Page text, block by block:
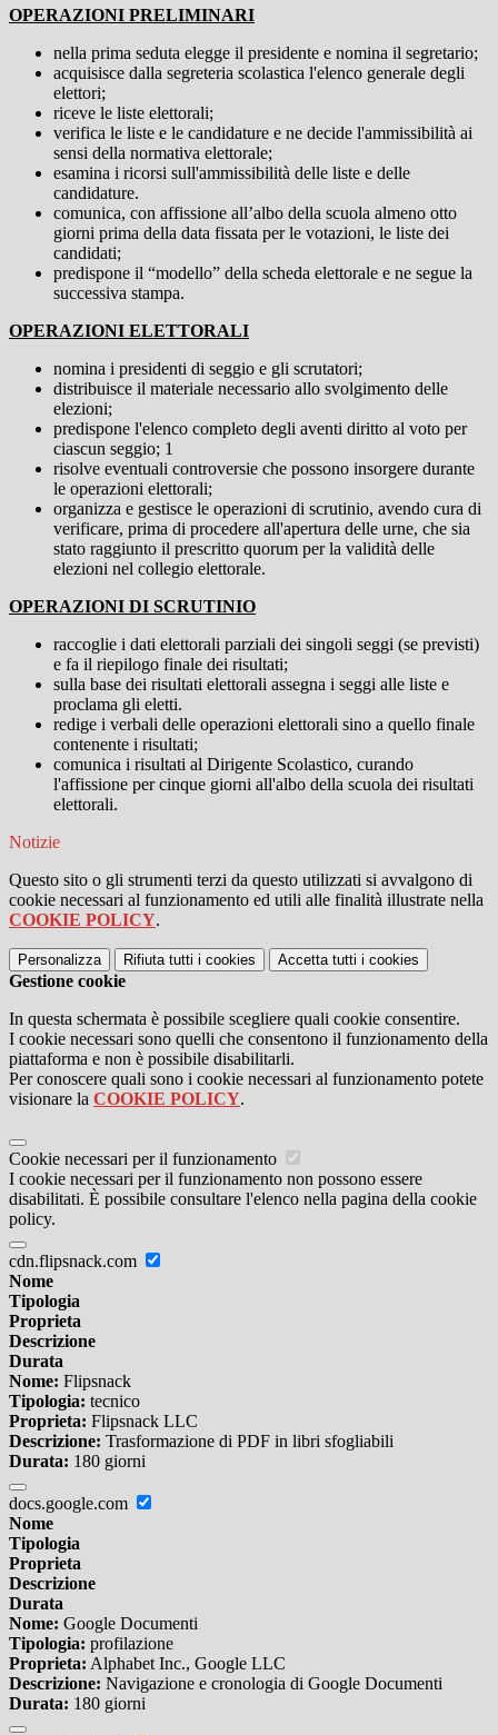
OPERAZIONI PRELIMINARI
nella prima seduta elegge il presidente e nomina il segretario;
acquisisce dalla segreteria scolastica l'elenco generale degli
elettori;
riceve le liste elettorali;
verifica le liste e le candidature e ne decide l'ammissibilità ai
sensi della normativa elettorale;
esamina i ricorsi sull'ammissibilità delle liste e delle
candidature.
comunica, con affissione all’albo della scuola almeno otto
giorni prima della data fissata per le votazioni, le liste dei
candidati;
predispone il “modello” della scheda elettorale e ne segue la
successiva stampa.
OPERAZIONI ELETTORALI
nomina i presidenti di seggio e gli scrutatori;
distribuisce il materiale necessario allo svolgimento delle
elezioni;
predispone l'elenco completo degli aventi diritto al voto per
ciascun seggio; 1
risolve eventuali controversie che possono insorgere durante
le operazioni elettorali;
organizza e gestisce le operazioni di scrutinio, avendo cura di
verificare, prima di procedere all'apertura delle urne, che sia
stato raggiunto il prescritto quorum per la validità delle
elezioni nel collegio elettorale.
OPERAZIONI DI SCRUTINIO
raccoglie i dati elettorali parziali dei singoli seggi (se previsti)
e fa il riepilogo finale dei risultati;
sulla base dei risultati elettorali assegna i seggi alle liste e
proclama gli eletti.
redige i verbali delle operazioni elettorali sino a quello finale
contenente i risultati;
comunica i risultati al Dirigente Scolastico, curando
l'affissione per cinque giorni all'albo della scuola dei risultati
elettorali.
Notizie
Questo sito o gli strumenti terzi da questo utilizzati si avvalgono di
cookie necessari al funzionamento ed utili alle finalità illustrate nella
COOKIE POLICY.
Personalizza Rifiuta tutti i cookies Accetta tutti i cookies
Gestione cookie
In questa schermata è possibile scegliere quali cookie consentire.
I cookie necessari sono quelli che consentono il funzionamento della
piattaforma e non è possibile disabilitarli.
Per conoscere quali sono i cookie necessari al funzionamento potete
visionare la COOKIE POLICY.
Cookie necessari per il funzionamento
I cookie necessari per il funzionamento non possono essere
disabilitati. È possibile consultare l'elenco nella pagina della cookie
policy.
cdn.flipsnack.com
Nome
Tipologia
Proprieta
Descrizione
Durata
Nome: Flipsnack
Tipologia: tecnico
Proprieta: Flipsnack LLC
Descrizione: Trasformazione di PDF in libri sfogliabili
Durata: 180 giorni
docs.google.com
Nome
Tipologia
Proprieta
Descrizione
Durata
Nome: Google Documenti
Tipologia: profilazione
Proprieta: Alphabet Inc., Google LLC
Descrizione: Navigazione e cronologia di Google Documenti
Durata: 180 giorni